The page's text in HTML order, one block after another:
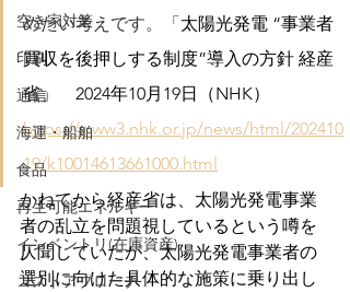
空き家対策
印刷
通信
海運・船舶
食品
再生可能エネルギー
インベントリ(在庫資産)
コストアプローチ
めたい考えです。
「太陽光発電 “事業者
買収を後押しする制度”導入の方針 経産
省」　2024年10月19日（NHK）
https://www3.nhk.or.jp/news/html/202410
19/k10014613661000.html
かねてから経産省は、太陽光発電事業
者の乱立を問題視しているという噂を
仄聞していたが、太陽光発電事業者の
選別に向けた具体的な施策に乗り出し